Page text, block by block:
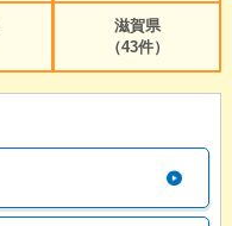
滋賀県
（43件）